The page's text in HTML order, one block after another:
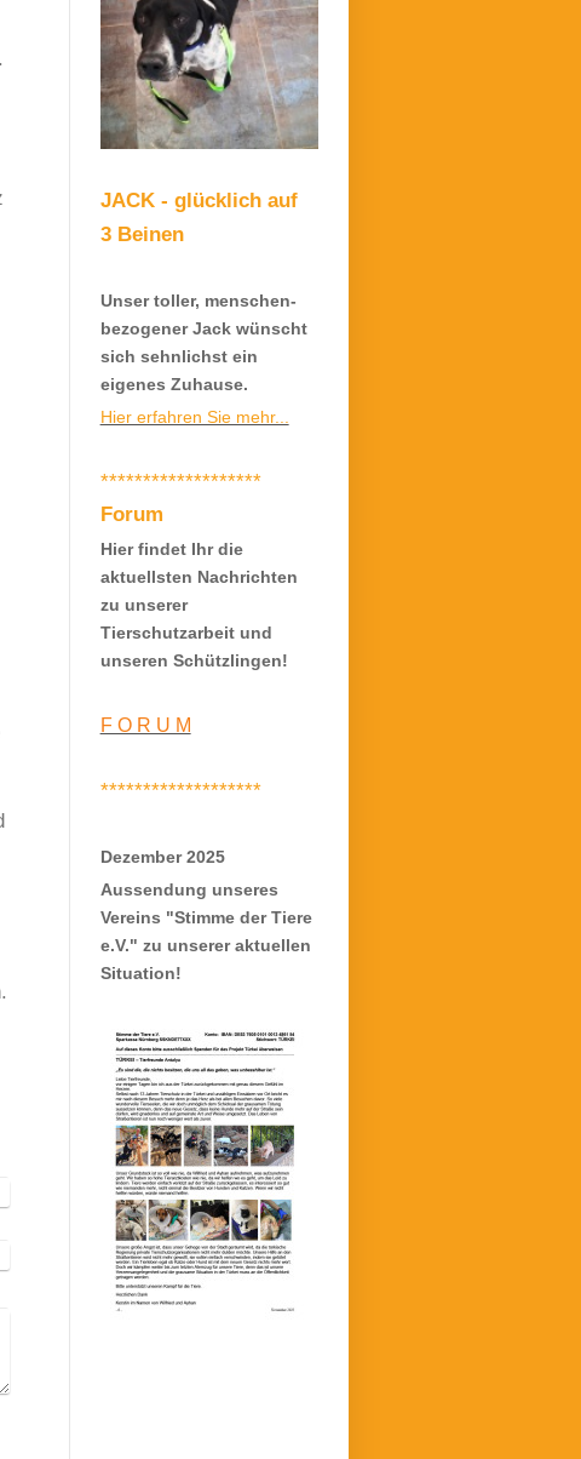
JACK - glücklich auf
3 Beinen
Unser toller, menschen-
bezogener Jack wünscht
sich sehnlichst ein
eigenes Zuhause.
Hier erfahren Sie mehr...
*******************
Forum
Hier findet Ihr die
aktuellsten Nachrichten
zu unserer
Tierschutzarbeit und
unseren Schützlingen!
F O R U M
*******************
Dezember 2025
Aussendung unseres
Vereins "Stimme der Tiere
e.V." zu unserer aktuellen
Situation!